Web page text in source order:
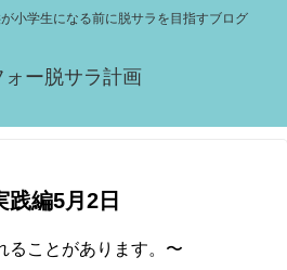
小学生になる前に脱サラを目指すブログ
ォー脱サラ計画
践編5月2日
ることがあります。〜